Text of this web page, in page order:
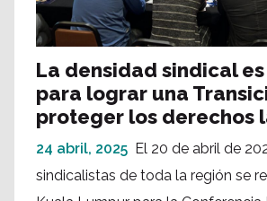
La densidad sindical
para lograr una
proteger los derechos
24 abril, 2025 El 20 de abril de
sindicalistas de toda la región se